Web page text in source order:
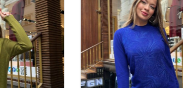
bile ilk günkü
kılar. Toptan
sunarak sadık
%92
Ürünümüz,
ve nefes